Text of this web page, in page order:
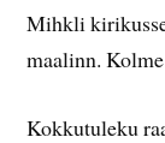
Mihkli
maalinn.
Kokkutuleku